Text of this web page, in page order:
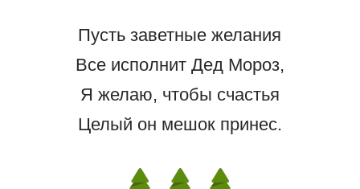
Пусть заветные желания
Все исполнит Дед Мороз,
Я желаю, чтобы счастья
Целый он мешок принес.